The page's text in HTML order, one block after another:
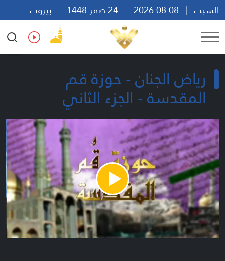
السبت
بيروت
21:51
Ar En Fr Es
رياض الجنان - حوزة قم
المقدسة - الجزء الثاني
Play
Video